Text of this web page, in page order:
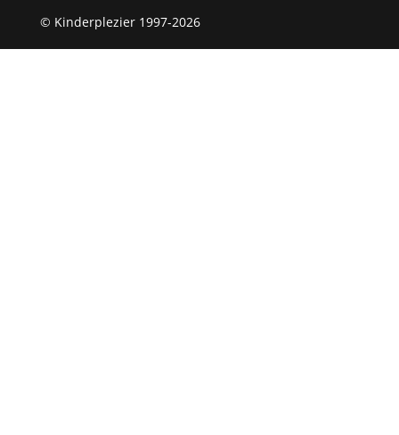
© Kinderplezier 1997-2026